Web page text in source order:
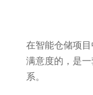
在智能仓储项
满意度的，是
系。